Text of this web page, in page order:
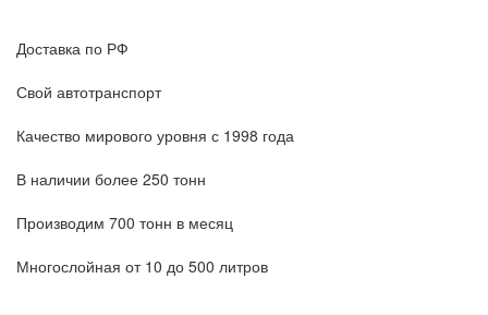
Доставка по РФ
Свой автотранспорт
Качество мирового уровня с 1998 года
В наличии более 250 тонн
Производим 700 тонн в месяц
Многослойная от 10 до 500 литров